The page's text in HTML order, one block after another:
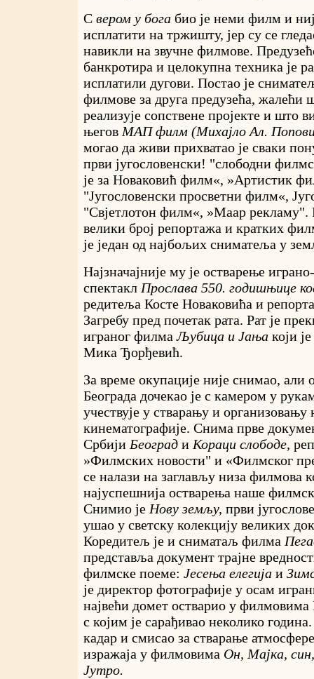
С вером у бога био је неми филм и
исплатити на тржишту, јер су се
навикли на звучне филмове.
банкротира и целокупна техника је
исплатили дугови. Постао је
филмове за друга предузећа, жалећи
реализује сопствене пројекте и што
његовМАП филм (Михајло Ал.
могао да живи прихватао је сваки
први југословенски! "слободни
је за Новаковић филм«, »Артистик
"Југословенски просветни филм«,
"Свјетлотон филм«, »Маар рекламу".
велики број репортажа и кратких
је један од најбољих сниматеља у
Најзначајније му је остварење
спектакл Прослава 550. годишњице
редитеља Косте Новаковића и
Загребу пред почетак рата. Рат је
играног филмаЉубица и Јања који
Мика Ђорђевић.
За време окупације није снимао, али
Београда дочекао је с камером у
учествује у стварању и организовању
кинематографије. Снима прве
СрбијиБеоград иКораци слободе,
»Филмских новости" и «Филмског
се налази на заглављу низа филмова
најуспешнија остварења наше
Снимио јеНову земљу, први
ушао у светску колекцију великих
Коредитељ је и сниматаљ филма
представља документ трајне
филмске поеме: Јесења елегија и
је директор фотографије у осам
највећи домет остварио у
с којим је сарађивао неколико
кадар и смисао за стварање
изражаја у филмовима Он, Мајка,
Јутро.